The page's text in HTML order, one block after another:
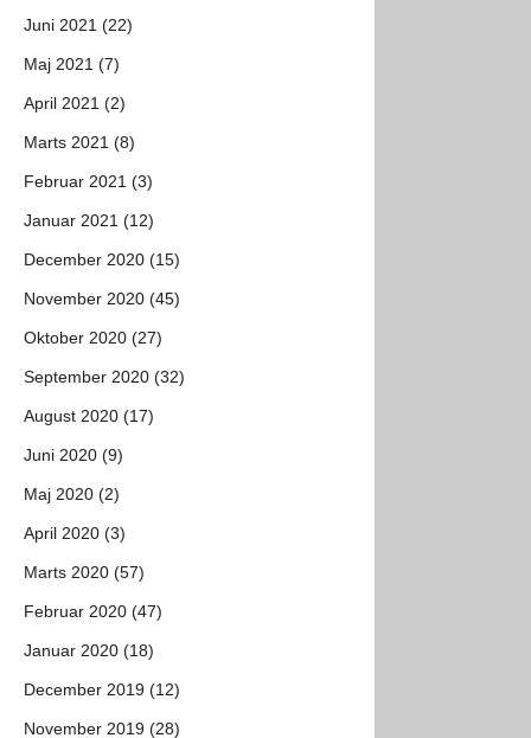
Juni 2021 (22)
Maj 2021 (7)
April 2021 (2)
Marts 2021 (8)
Februar 2021 (3)
Januar 2021 (12)
December 2020 (15)
November 2020 (45)
Oktober 2020 (27)
September 2020 (32)
August 2020 (17)
Juni 2020 (9)
Maj 2020 (2)
April 2020 (3)
Marts 2020 (57)
Februar 2020 (47)
Januar 2020 (18)
December 2019 (12)
November 2019 (28)